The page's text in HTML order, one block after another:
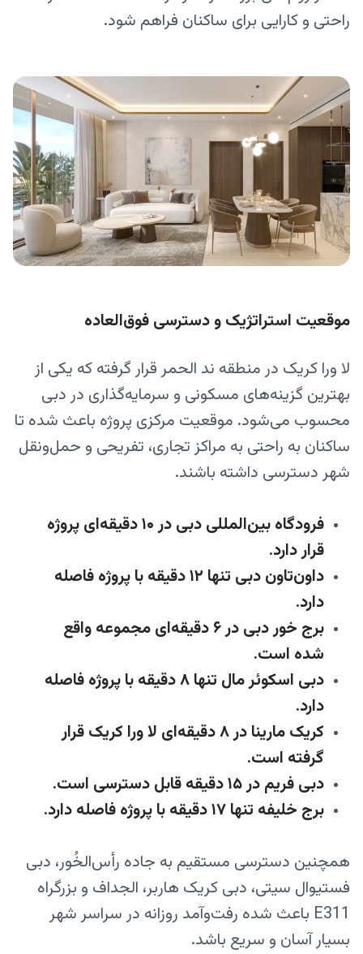
راحتی و کارایی برای ساکنان فراهم شود.
موقعیت استراتژیک و دسترسی فوق‌العاده
لا ورا کریک در منطقه ند الحمر قرار گرفته که یکی از
بهترین گزینه‌های مسکونی و سرمایه‌گذاری در دبی
محسوب می‌شود. موقعیت مرکزی پروژه باعث شده تا
ساکنان به راحتی به مراکز تجاری، تفریحی و حمل‌ونقل
شهر دسترسی داشته باشند.
فرودگاه بین‌المللی دبی در ۱۰ دقیقه‌ای پروژه
قرار دارد.
داون‌تاون دبی تنها ۱۲ دقیقه با پروژه فاصله
دارد.
برج خور دبی در ۶ دقیقه‌ای مجموعه واقع
شده است.
دبی اسکوئر مال تنها ۸ دقیقه با پروژه فاصله
دارد.
کریک مارینا در ۸ دقیقه‌ای لا ورا کریک قرار
گرفته است.
دبی فریم در ۱۵ دقیقه قابل دسترسی است.
برج خلیفه تنها ۱۷ دقیقه با پروژه فاصله دارد.
همچنین دسترسی مستقیم به جاده رأس‌الخُور، دبی
فستیوال سیتی، دبی کریک هاربر، الجداف و بزرگراه
E311 باعث شده رفت‌وآمد روزانه در سراسر شهر
بسیار آسان و سریع باشد.